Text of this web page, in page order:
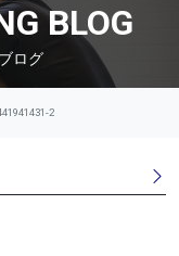
BLOG
ログ
2